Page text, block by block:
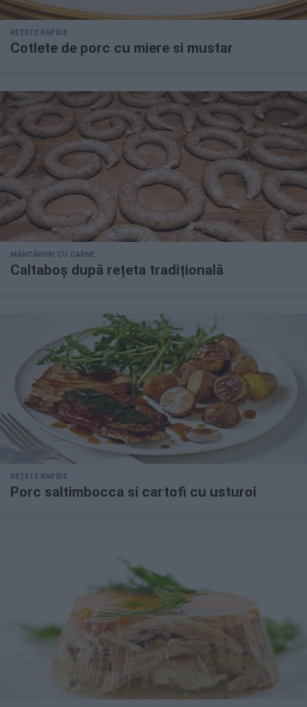
REȚETE RAPIDE
Cotlete de porc cu miere si mustar
MÂNCĂRURI CU CARNE
Caltaboș după rețeta tradițională
REȚETE RAPIDE
Porc saltimbocca si cartofi cu usturoi